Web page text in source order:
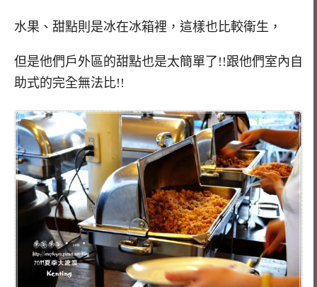
水果、甜點則是冰在冰箱裡，這樣也比較衛生，
但是他們戶外區的甜點也是太簡單了!!跟他們室內自
助式的完全無法比!!